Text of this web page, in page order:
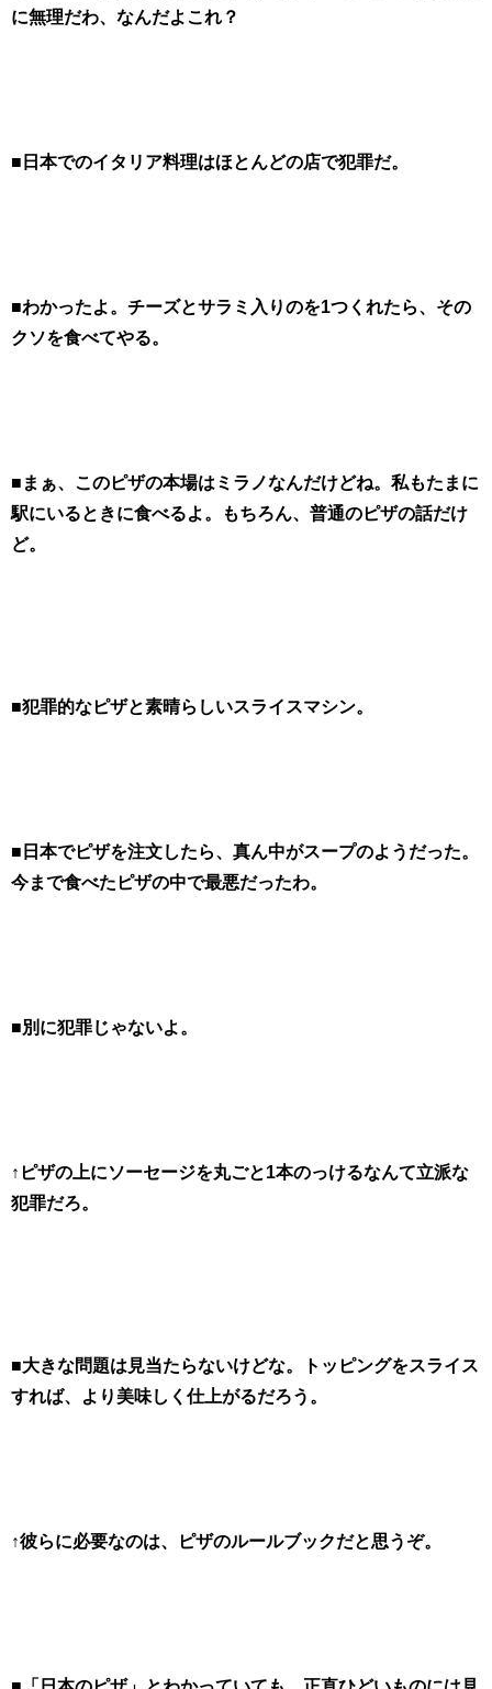
に無理だわ、なんだよこれ？
■日本でのイタリア料理はほとんどの店で犯罪だ。
■わかったよ。チーズとサラミ入りのを1つくれたら、その
クソを食べてやる。
■まぁ、このピザの本場はミラノなんだけどね。私もたまに
駅にいるときに食べるよ。もちろん、普通のピザの話だけ
ど。
■犯罪的なピザと素晴らしいスライスマシン。
■日本でピザを注文したら、真ん中がスープのようだった。
今まで食べたピザの中で最悪だったわ。
■別に犯罪じゃないよ。
↑ピザの上にソーセージを丸ごと1本のっけるなんて立派な
犯罪だろ。
■大きな問題は見当たらないけどな。トッピングをスライス
すれば、より美味しく仕上がるだろう。
↑彼らに必要なのは、ピザのルールブックだと思うぞ。